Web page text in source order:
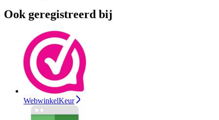
Ook geregistreerd bij
WebwinkelKeur